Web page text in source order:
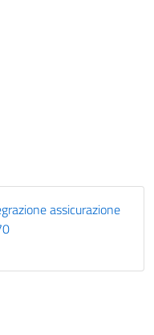
assicurazione